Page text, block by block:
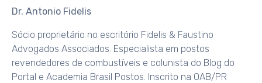
Dr. Antonio Fidelis
Sócio proprietário no escritório Fidelis & Faustino
Advogados Associados. Especialista em postos
revendedores de combustíveis e colunista do Blog do
Portal e Academia Brasil Postos. Inscrito na OAB/PR